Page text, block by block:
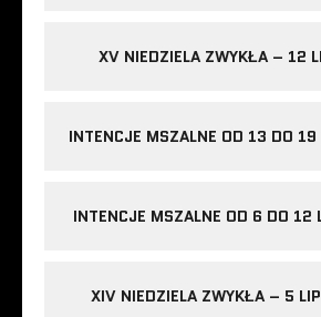
XV NIEDZIELA ZWYKŁA – 12
INTENCJE MSZALNE OD 13 DO
INTENCJE MSZALNE OD 6 DO 12
XIV NIEDZIELA ZWYKŁA – 5